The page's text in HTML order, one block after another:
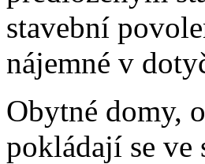
stavební
nájemné v
Obytné domy,
pokládají se ve